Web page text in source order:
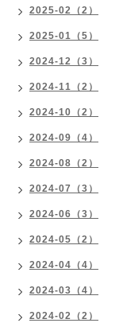
2025-02（2）
2025-01（5）
2024-12（3）
2024-11（2）
2024-10（2）
2024-09（4）
2024-08（2）
2024-07（3）
2024-06（3）
2024-05（2）
2024-04（4）
2024-03（4）
2024-02（2）